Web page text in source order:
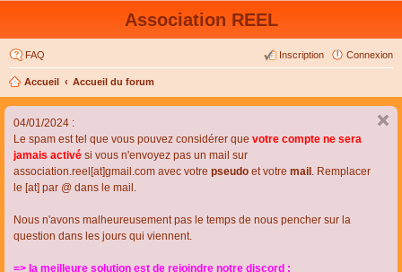
Association REEL
FAQ Connexion
Inscription
Accueil Accueil du forum
04/01/2024 :
Le spam est tel que vous pouvez considérer que votre compte ne sera
jamais activé si vous n'envoyez pas un mail sur
association.reel[at]gmail.com avec votre pseudo et votre mail . Remplacer
le [at] par @ dans le mail.
Nous n'avons malheureusement pas le temps de nous pencher sur la
question dans les jours qui viennent.
=> la meilleure solution est de rejoindre notre discord :